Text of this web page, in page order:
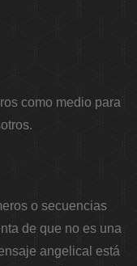
como medio para
o secuencias
de que no es una
angelical está